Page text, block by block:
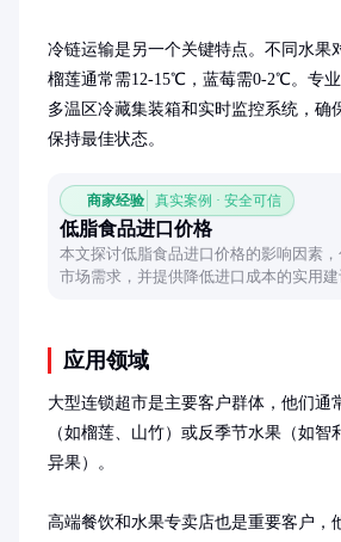
冷链运输是另一个关键特点。不同水果
榴莲通常需12-15℃，蓝莓需0-2℃。专
多温区冷藏集装箱和实时监控系统，确
保持最佳状态。
商家经验 真实案例 · 安全可信
低脂食品进口价格
本文探讨低脂食品进口价格的影响因素
市场需求，并提供降低进口成本的实用
应用领域
大型连锁超市是主要客户群体，他们通
（如榴莲、山竹）或反季节水果（如智
异果）。
高端餐饮和水果专卖店也是重要客户，